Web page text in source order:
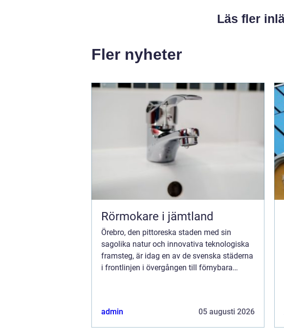
Läs fler
Fler nyheter
Rörmokare i jämtland
Örebro, den pittoreska staden med sin
sagolika natur och innovativa teknologiska
framsteg, är idag en av de svenska städerna
i frontlinjen i övergången till förnybara
admin 05 augusti 2026